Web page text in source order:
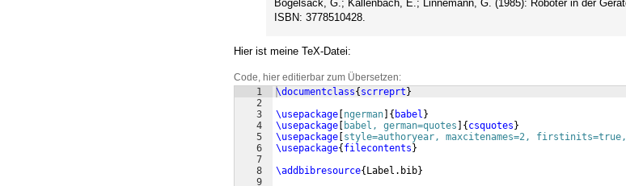
Bögelsack, G.; Kallenbach, E.; Linnemann, G. (1985): Roboter in der
ISBN: 3778510428.
Hier ist meine TeX-Datei:
Code, hier editierbar zum Übersetzen:
1
2
3
4
5
6
7
8
9
\documentclass{ scrreprt }
\usepackage ngerman { babel }
\usepackage
babel, german=quotes { csquotes }
\usepackage style=authoryear, maxcitenames=2, firstinits=true,
\usepackage{ filecontents }
\addbibresource{ Label.bib}